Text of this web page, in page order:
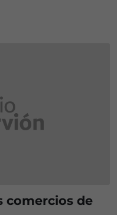
comercios de